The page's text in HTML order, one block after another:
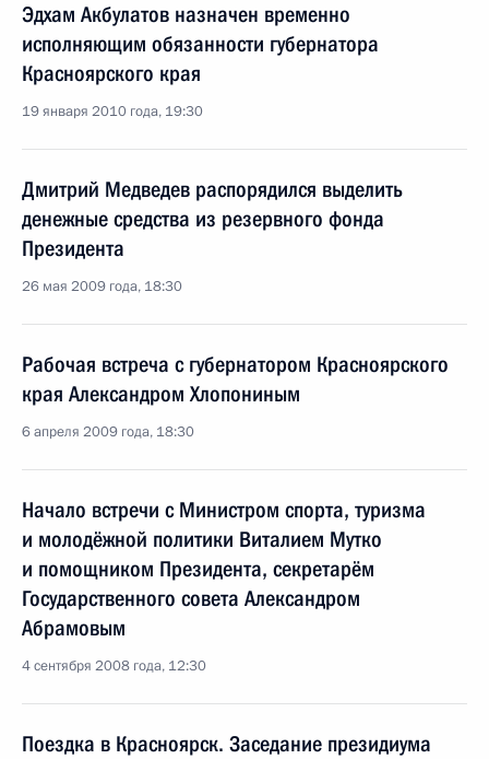
Эдхам Акбулатов назначен временно
исполняющим обязанности губернатора
Красноярского края
19 января 2010 года, 19:30
Дмитрий Медведев распорядился выделить
денежные средства из резервного фонда
Президента
26 мая 2009 года, 18:30
Рабочая встреча с губернатором Красноярского
края Александром Хлопониным
6 апреля 2009 года, 18:30
Начало встречи с Министром спорта, туризма
и молодёжной политики Виталием Мутко
и помощником Президента, секретарём
Государственного совета Александром
Абрамовым
4 сентября 2008 года, 12:30
Поездка в Красноярск. Заседание президиума